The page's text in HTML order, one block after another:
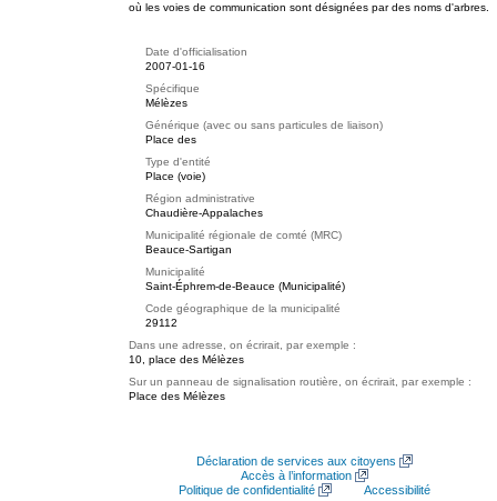
où les voies de communication sont désignées par des noms d'arbres.
Date d'officialisation
2007-01-16
Spécifique
Mélèzes
Générique (avec ou sans particules de liaison)
Place des
Type d'entité
Place (voie)
Région administrative
Chaudière-Appalaches
Municipalité régionale de comté (MRC)
Beauce-Sartigan
Municipalité
Saint-Éphrem-de-Beauce (Municipalité)
Code géographique de la municipalité
29112
Dans une adresse, on écrirait, par exemple :
10, place des Mélèzes
Sur un panneau de signalisation routière, on écrirait, par exemple :
Place des Mélèzes
Déclaration de services aux citoyens
Accès à l’information
Politique de confidentialité
Accessibilité